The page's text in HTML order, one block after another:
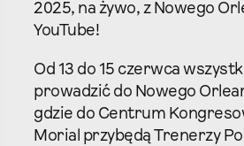
2025, na żywo, z Nowego
YouTube!
Od 13 do 15 czerwca
prowadzić do Nowego
gdzie do Centrum
Morial przybędą Trenerzy